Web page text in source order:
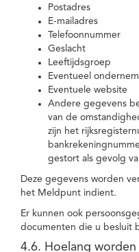
Postadres
E-mailadres
Telefoonnummer
Geslacht
Leeftijdsgroep
Eventueel
Eventuele website
Andere gegevens
van de
zijn het
gestort als gevolg
Deze gegevens worden
het Meldpunt indient.
Er kunnen ook
documenten die u besluit
4.6. Hoelang